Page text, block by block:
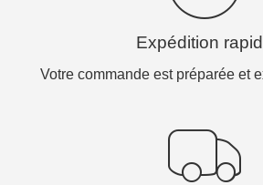
Expédition
Votre commande est préparée et